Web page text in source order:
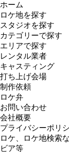
ホーム
ロケ地を探す
スタジオを探す
カテゴリーで探す
エリアで探す
レンタル業者
キャスティング
打ち上げ会場
制作依頼
ロケ弁
お問い合わせ
会社概要
プライバシーポリ
ロケ、ロケ地検索
ビア等